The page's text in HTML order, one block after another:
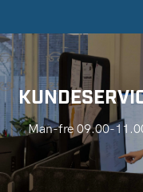
Man-fre 09.00-